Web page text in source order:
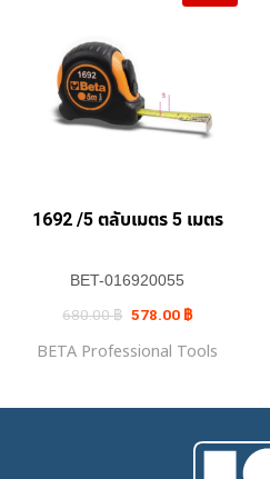
1692 /5 ตลับเมตร 5 เมตร
BET-016920055
680.00฿ Original
price
680.00 ฿.
578.00 ฿Current
price
578.00 ฿.
BETA Professional Tools